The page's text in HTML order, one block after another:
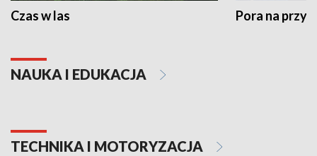
Czas w las Pora na
NAUKA I EDUKACJA
TECHNIKA I MOTORYZACJA